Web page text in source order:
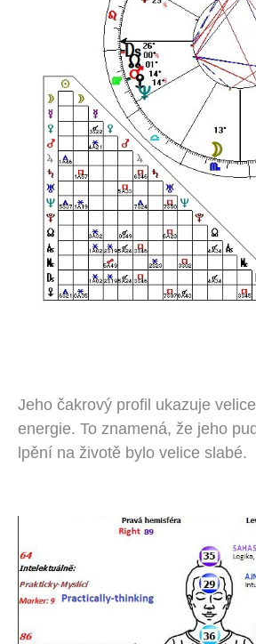
Jeho čakrový profil ukazuje
energie. To znamená, že jeho
lpění na životě bylo velice slabé.